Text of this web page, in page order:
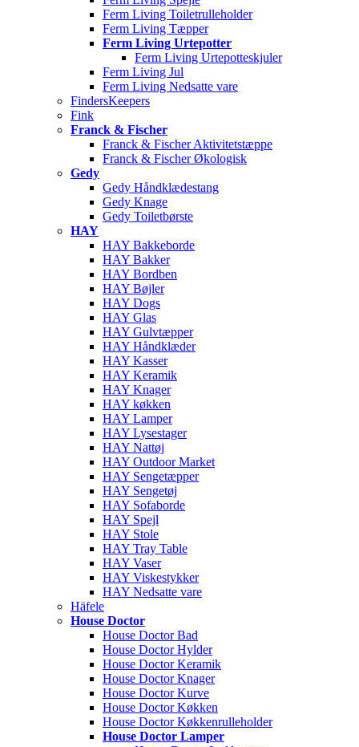
Ferm Living Toiletrulleholder
Ferm Living Tæpper
Ferm Living Urtepotter
Ferm Living Urtepotteskjuler
Ferm Living Jul
Ferm Living Nedsatte vare
FindersKeepers
Fink
Franck & Fischer
Franck & Fischer Aktivitetstæppe
Franck & Fischer Økologisk
Gedy
Gedy Håndklædestang
Gedy Knage
Gedy Toiletbørste
HAY
HAY Bakkeborde
HAY Bakker
HAY Bordben
HAY Bøjler
HAY Dogs
HAY Glas
HAY Gulvtæpper
HAY Håndklæder
HAY Kasser
HAY Keramik
HAY Knager
HAY køkken
HAY Lamper
HAY Lysestager
HAY Nattøj
HAY Outdoor Market
HAY Sengetæpper
HAY Sengetøj
HAY Sofaborde
HAY Spejl
HAY Stole
HAY Tray Table
HAY Vaser
HAY Viskestykker
HAY Nedsatte vare
Häfele
House Doctor
House Doctor Bad
House Doctor Hylder
House Doctor Keramik
House Doctor Knager
House Doctor Kurve
House Doctor Køkken
House Doctor Køkkenrulleholder
House Doctor Lamper